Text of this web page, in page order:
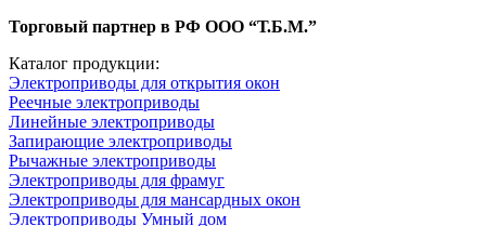
Торговый партнер в РФ ООО “Т.Б.М.”
Каталог продукции:
Электроприводы для открытия окон
Реечные электроприводы
Линейные электроприводы
Запирающие электроприводы
Рычажные электроприводы
Электроприводы для фрамуг
Электроприводы для мансардных окон
Электроприводы Умный дом